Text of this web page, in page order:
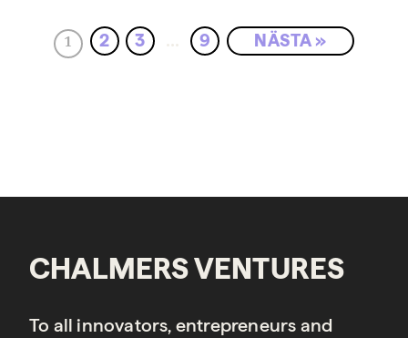
1 2 3 … 9 NÄSTA »
CHALMERS VENTURES
To all innovators, entrepreneurs and